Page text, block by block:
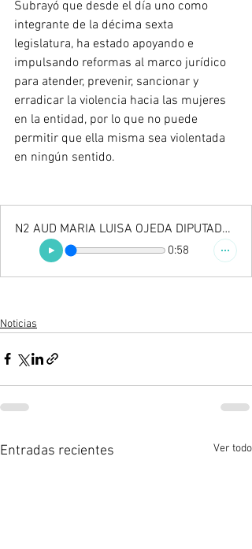
Subrayó que desde el día uno como
integrante de la décima sexta
legislatura, ha estado apoyando e
impulsando reformas al marco jurídico
para atender, prevenir, sancionar y
erradicar la violencia hacia las mujeres
en la entidad, por lo que no puede
permitir que ella misma sea violentada
en ningún sentido.
N2 AUD MARIA LUISA OJEDA DIPUTADA PRD
0:58
Noticias
Entradas recientes Ver todo